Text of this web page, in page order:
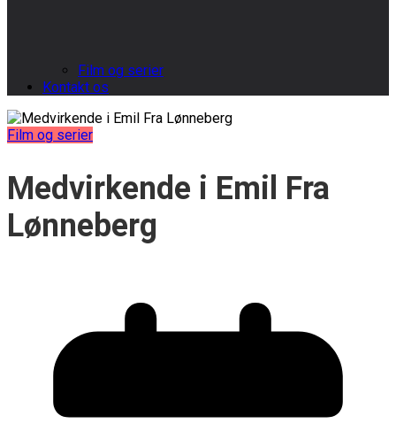
Film og serier
Kontakt os
Film og serier
Medvirkende i Emil Fra
Lønneberg